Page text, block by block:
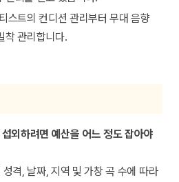
스트의 컨디션 관리부터 무대 음향
착 관리합니다.
외하려면 예산을 어느 정도 잡아야
격, 날짜, 지역 및 가창 곡 수에 따라